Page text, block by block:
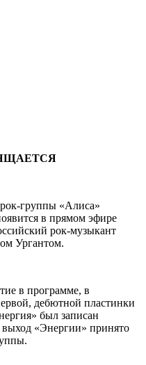
группы «Алиса»
в прямом эфире
рок-музыкант
Ургантом.
в программе, в
дебютной пластинки
был записан
«Энергии» принято